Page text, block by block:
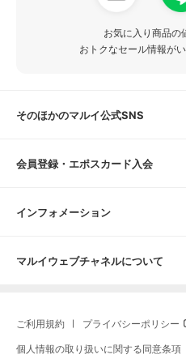
お気に入り商品の
おトクなセール情報が
そのほかのマルイ公式SNS
会員登録・エポスカード入会
インフォメーション
マルイウェブチャネルについて
ご利用規約 プライバシーポリシー
個人情報の取り扱いに関する同意条項